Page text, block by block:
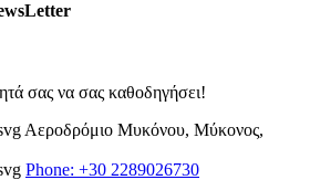
σας να σας καθοδηγήσει!
Αεροδρόμιο Μυκόνου, Μύκονος,
Phone: +30 2289026730